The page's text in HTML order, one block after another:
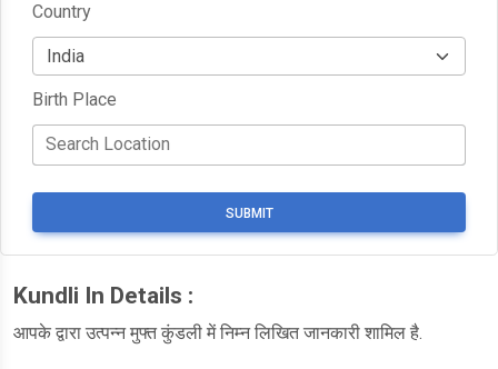
Country
Birth Place
SUBMIT
Kundli In Details :
आपके द्वारा उत्पन्न मुफ्त कुंडली में निम्न लिखित जानकारी शामिल है.